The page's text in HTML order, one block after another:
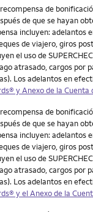
de
de que se hayan
incluyen:
de viajero, giros
el uso de
atrasado, cargos
Los adelantos en
y Anexo de la
de
de que se hayan
incluyen:
de viajero, giros
el uso de
atrasado, cargos
Los adelantos en
y el Anexo de la